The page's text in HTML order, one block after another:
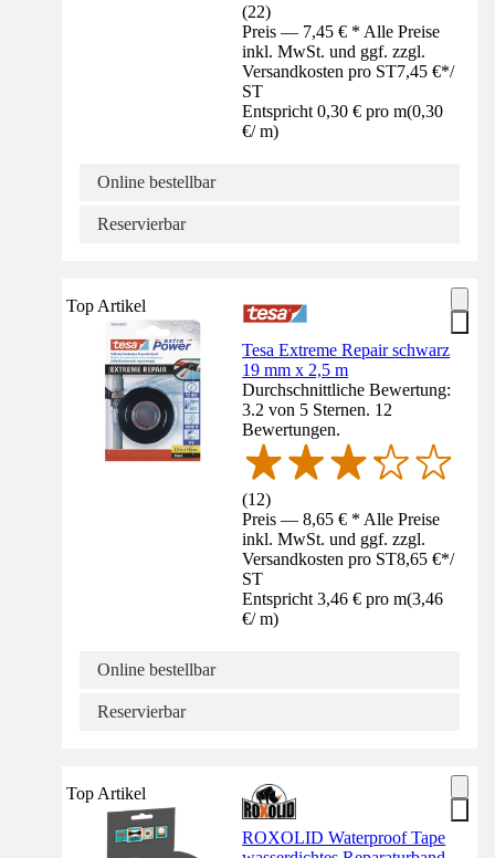
(22)
Preis — 7,45 € * Alle Preise
inkl. MwSt. und ggf. zzgl.
Versandkosten pro ST7,45 €*/
ST
Entspricht 0,30 € pro m(0,30
€/ m)
Online bestellbar
Reservierbar
Top Artikel
Tesa Extreme Repair schwarz
19 mm x 2,5 m
Durchschnittliche Bewertung:
3.2 von 5 Sternen. 12
Bewertungen.
(12)
Preis — 8,65 € * Alle Preise
inkl. MwSt. und ggf. zzgl.
Versandkosten pro ST8,65 €*/
ST
Entspricht 3,46 € pro m(3,46
€/ m)
Online bestellbar
Reservierbar
Top Artikel
ROXOLID Waterproof Tape